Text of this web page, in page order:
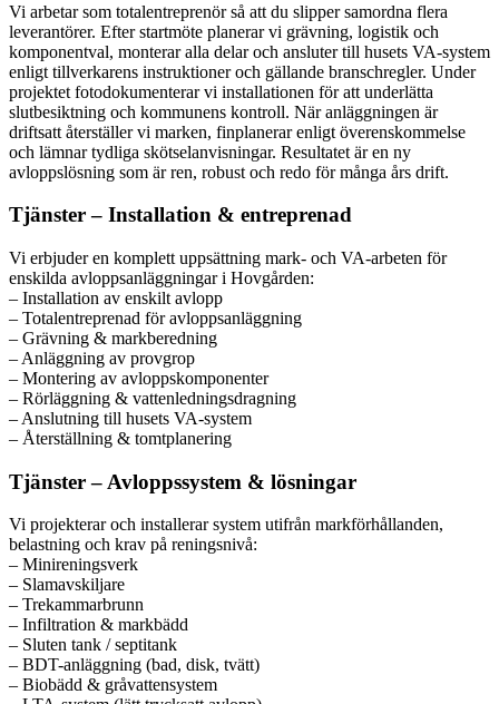
Vi arbetar som totalentreprenör så att du slipper samordna flera
leverantörer. Efter startmöte planerar vi grävning, logistik och
komponentval, monterar alla delar och ansluter till husets VA-system
enligt tillverkarens instruktioner och gällande branschregler. Under
projektet fotodokumenterar vi installationen för att underlätta
slutbesiktning och kommunens kontroll. När anläggningen är
driftsatt återställer vi marken, finplanerar enligt överenskommelse
och lämnar tydliga skötselanvisningar. Resultatet är en ny
avloppslösning som är ren, robust och redo för många års drift.
Tjänster – Installation & entreprenad
Vi erbjuder en komplett uppsättning mark- och VA-arbeten för
enskilda avloppsanläggningar i Hovgården:
– Installation av enskilt avlopp
– Totalentreprenad för avloppsanläggning
– Grävning & markberedning
– Anläggning av provgrop
– Montering av avloppskomponenter
– Rörläggning & vattenledningsdragning
– Anslutning till husets VA-system
– Återställning & tomtplanering
Tjänster – Avloppssystem & lösningar
Vi projekterar och installerar system utifrån markförhållanden,
belastning och krav på reningsnivå:
– Minireningsverk
– Slamavskiljare
– Trekammarbrunn
– Infiltration & markbädd
– Sluten tank / septitank
– BDT-anläggning (bad, disk, tvätt)
– Biobädd & gråvattensystem